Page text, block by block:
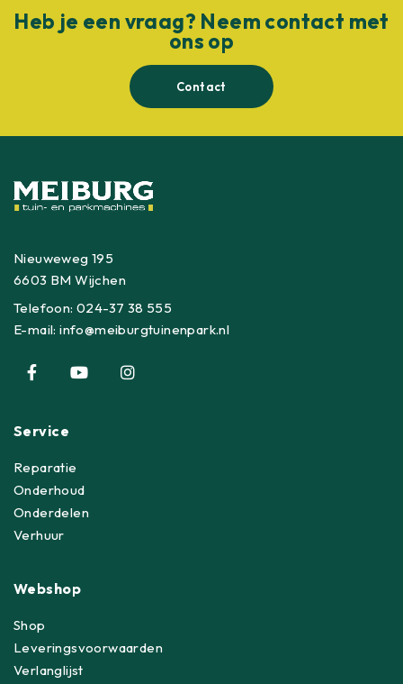
Heb je een vraag? Neem contact met
ons op
Contact
Nieuweweg 195
6603 BM Wijchen
Telefoon:024-37 38 555
E-mail:info@meiburgtuinenpark.nl
Service
Reparatie
Onderhoud
Onderdelen
Verhuur
Webshop
Shop
Leveringsvoorwaarden
Verlanglijst